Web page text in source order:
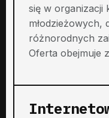
się w organizacji
młodzieżowych,
różnorodnych
Oferta obejmuje